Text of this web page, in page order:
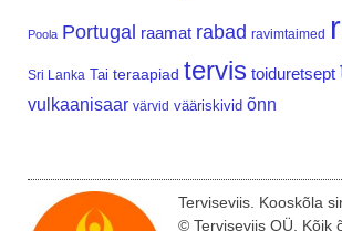
Poola Portugal raamat rabad ravimtaimed
Sri Lanka Tai teraapiad tervis toiduretsept
vulkaanisaar värvid vääriskivid õnn
Terviseviis. Kooskõla
© Terviseviis OÜ. Kõik